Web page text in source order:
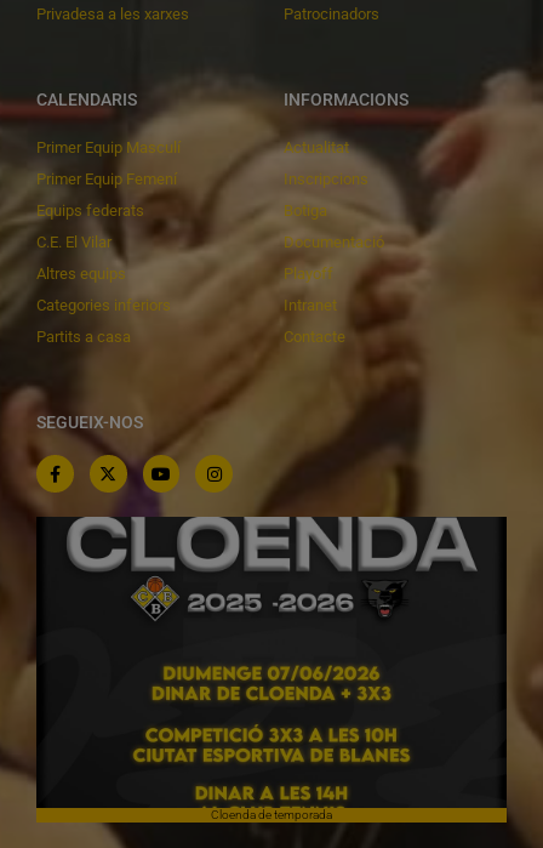
Privadesa a les xarxes
Patrocinadors
CALENDARIS
Primer Equip Masculí
Primer Equip Femení
Equips federats
C.E. El Vilar
Altres equips
Categories inferiors
Partits a casa
INFORMACIONS
Actualitat
Inscripcions
Botiga
Documentació
Playoff
Intranet
Contacte
SEGUEIX-NOS
Cloenda de temporada